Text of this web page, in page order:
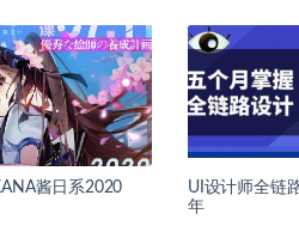
酱日系2020
UI设计师全链
年